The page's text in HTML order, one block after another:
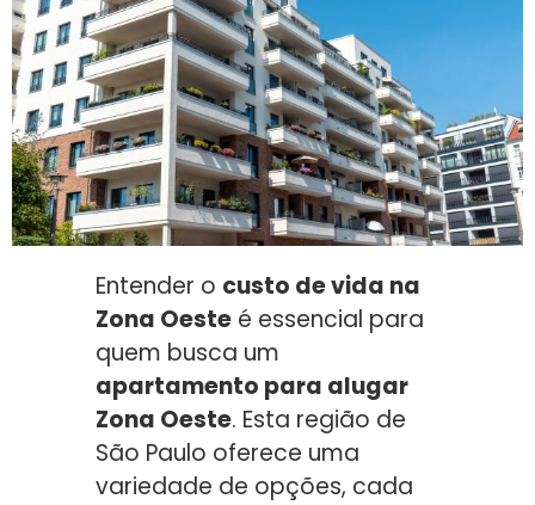
Entender o custo de vida na
Zona Oeste é essencial para
quem busca um
apartamento para alugar
Zona Oeste. Esta região de
São Paulo oferece uma
variedade de opções, cada